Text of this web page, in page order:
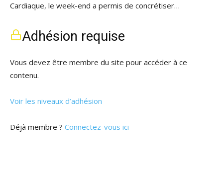
Cardiaque, le week-end a permis de concrétiser…
Adhésion requise
Vous devez être membre du site pour accéder à ce
contenu.
Voir les niveaux d’adhésion
Déjà membre ? Connectez-vous ici